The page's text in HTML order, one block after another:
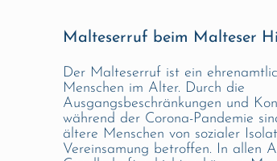
Malteserruf beim Malteser
Der Malteserruf ist ein
Menschen im Alter. Durch die
Ausgangsbeschränkungen und
während der Corona-Pandemie
ältere Menschen von sozialer
Vereinsamung betroffen. In allen